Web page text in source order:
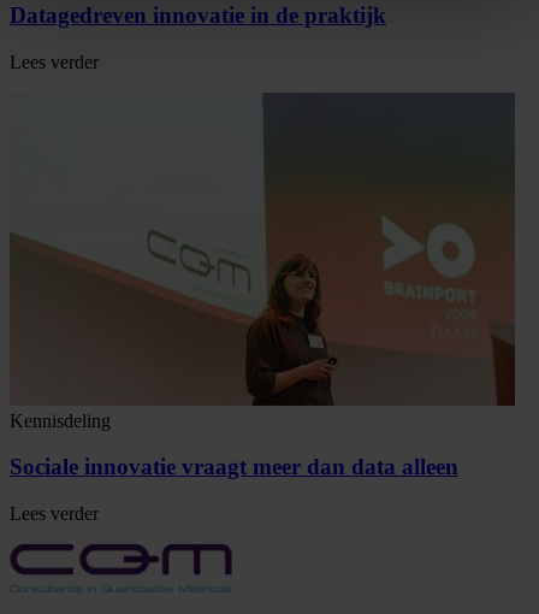
Datagedreven innovatie in de praktijk
Lees verder
Kennisdeling
Sociale innovatie vraagt meer dan data alleen
Lees verder